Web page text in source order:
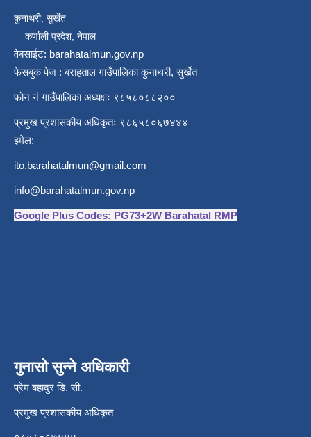
कुनाथरी, सुर्खेत
कर्णाली प्रदेश, नेपाल
वेबसाईट: barahatalmun.gov.np
फेसबुक पेज : बराहताल गाउँपालिका कुनाथरी, सुर्खेत
फोन नं गाउँपालिका अध्यक्षः ९८५८०८८२००
प्रमुख प्रशासकीय अधिकृतः ९८६५८०६७४४४
इमेल:
ito.barahatalmun@gmail.com
info@barahatalmun.gov.np
Google Plus Codes: PG73+2W Barahatal RMP
गुनासो सुन्ने अधिकारी
प्रेम बहादुर डि. सी.
प्रमुख प्रशासकीय अधिकृत